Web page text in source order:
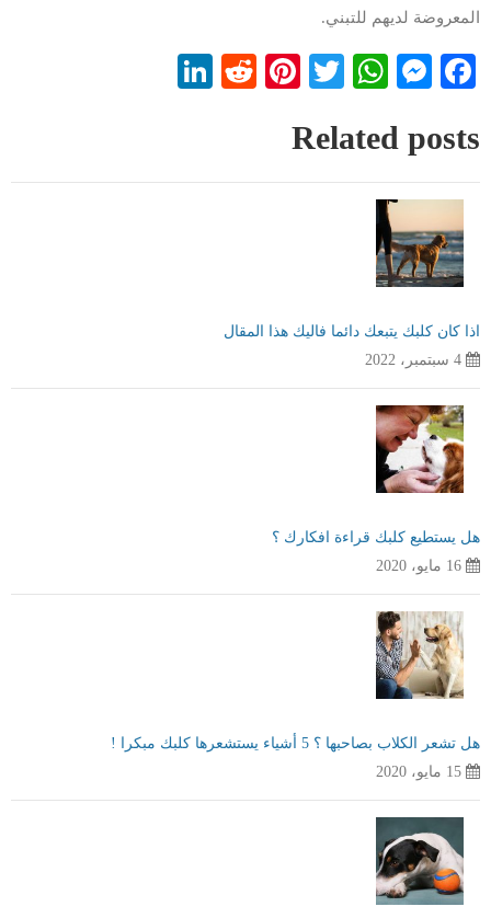
المعروضة لديهم للتبني.
Facebook
Messenger
WhatsApp
Twitter
Pinterest
Reddit
Related posts
اذا كان كلبك يتبعك دائما فاليك هذا المقال
4 سبتمبر، 2022
هل يستطيع كلبك قراءة افكارك ؟
16 مايو، 2020
هل تشعر الكلاب بصاحبها ؟ 5 أشياء يستشعرها كلبك مبكرا !
15 مايو، 2020